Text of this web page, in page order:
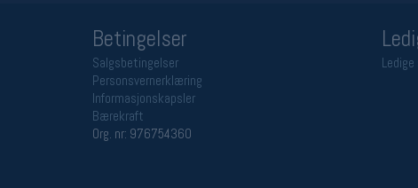
Betingelser
Salgsbetingelser
Personsvernerklæring
Informasjonskapsler
Bærekraft
Org. nr: 976754360